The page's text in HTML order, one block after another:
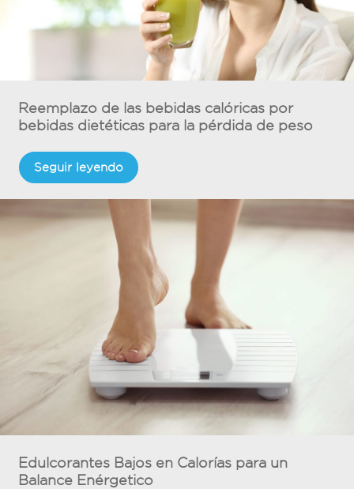
Reemplazo de las bebidas calóricas por
bebidas dietéticas para la pérdida de peso
Seguir leyendo
Edulcorantes Bajos en Calorías para un
Balance Enérgetico